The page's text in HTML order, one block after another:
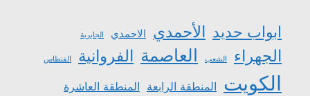
ابواب حديد الأحمدي الاحمدي الجابرية
الجهراء الشعب العاصمة الفروانية الفنطاس
الكويت المنطقة الرابعة المنطقة العاشرة